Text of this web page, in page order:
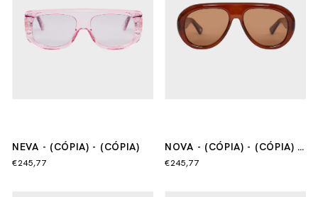
NEVA - (CÓPIA) - (CÓPIA)
€245,77
NOVA - (CÓPIA) - (CÓPIA) -
(CÓPIA)
€245,77